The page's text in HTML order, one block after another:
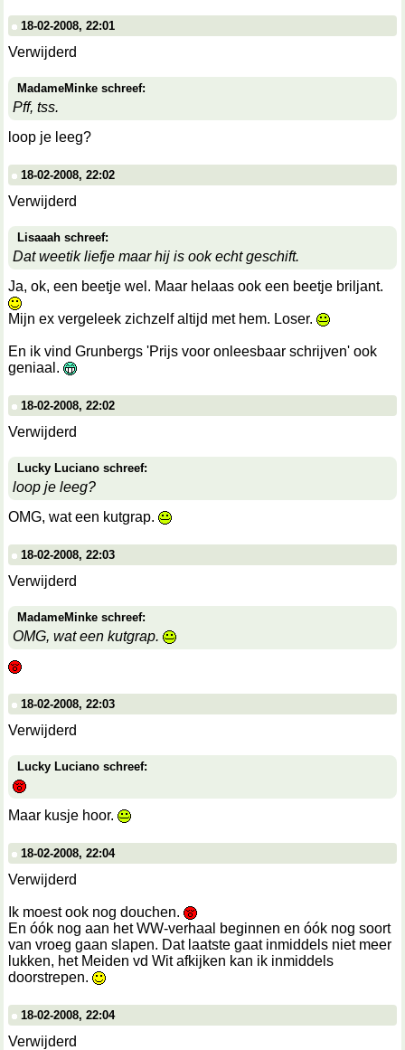
18-02-2008, 22:01
Verwijderd
MadameMinke schreef:
Pff, tss.
loop je leeg?
18-02-2008, 22:02
Verwijderd
Lisaaah schreef:
Dat weetik liefje maar hij is ook echt geschift.
Ja, ok, een beetje wel. Maar helaas ook een beetje briljant.
Mijn ex vergeleek zichzelf altijd met hem. Loser.
En ik vind Grunbergs 'Prijs voor onleesbaar schrijven' ook
geniaal.
18-02-2008, 22:02
Verwijderd
Lucky Luciano schreef:
loop je leeg?
OMG, wat een kutgrap.
18-02-2008, 22:03
Verwijderd
MadameMinke schreef:
OMG, wat een kutgrap.
18-02-2008, 22:03
Verwijderd
Lucky Luciano schreef:
Maar kusje hoor.
18-02-2008, 22:04
Verwijderd
Ik moest ook nog douchen.
En óók nog aan het WW-verhaal beginnen en óók nog soort
van vroeg gaan slapen. Dat laatste gaat inmiddels niet meer
lukken, het Meiden vd Wit afkijken kan ik inmiddels
doorstrepen.
18-02-2008, 22:04
Verwijderd